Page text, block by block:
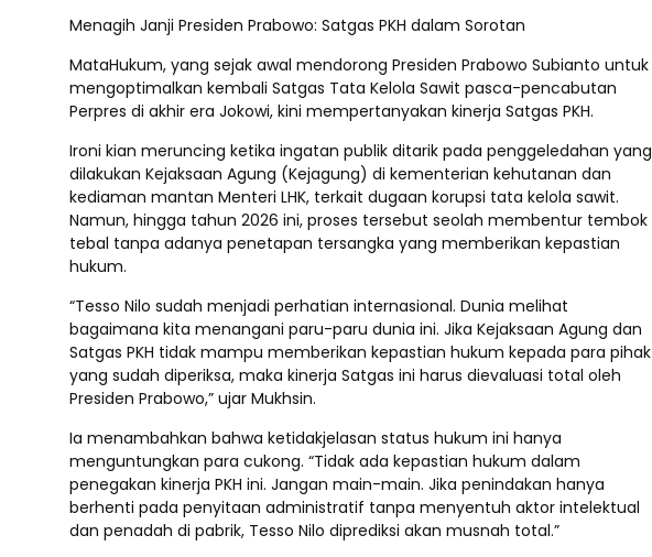
Menagih Janji Presiden Prabowo: Satgas PKH dalam Sorotan
MataHukum, yang sejak awal mendorong Presiden Prabowo Subianto untuk
mengoptimalkan kembali Satgas Tata Kelola Sawit pasca-pencabutan
Perpres di akhir era Jokowi, kini mempertanyakan kinerja Satgas PKH.
Ironi kian meruncing ketika ingatan publik ditarik pada penggeledahan yang
dilakukan Kejaksaan Agung (Kejagung) di kementerian kehutanan dan
kediaman mantan Menteri LHK, terkait dugaan korupsi tata kelola sawit.
Namun, hingga tahun 2026 ini, proses tersebut seolah membentur tembok
tebal tanpa adanya penetapan tersangka yang memberikan kepastian
hukum.
“Tesso Nilo sudah menjadi perhatian internasional. Dunia melihat
bagaimana kita menangani paru-paru dunia ini. Jika Kejaksaan Agung dan
Satgas PKH tidak mampu memberikan kepastian hukum kepada para pihak
yang sudah diperiksa, maka kinerja Satgas ini harus dievaluasi total oleh
Presiden Prabowo,” ujar Mukhsin.
Ia menambahkan bahwa ketidakjelasan status hukum ini hanya
menguntungkan para cukong. “Tidak ada kepastian hukum dalam
penegakan kinerja PKH ini. Jangan main-main. Jika penindakan hanya
berhenti pada penyitaan administratif tanpa menyentuh aktor intelektual
dan penadah di pabrik, Tesso Nilo diprediksi akan musnah total.”